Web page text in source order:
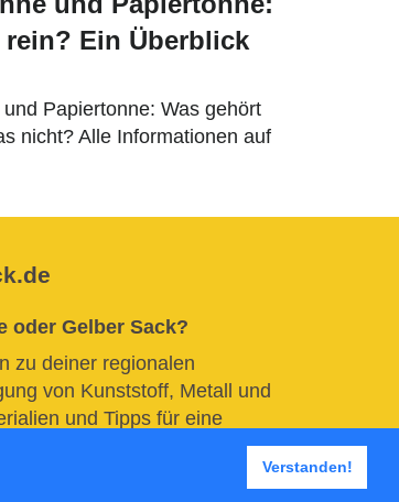
Verstanden!
rein? Ein Überblick
Papiertonne: Was gehört
nicht? Alle Informationen auf
oder Gelber Sack?
zu deiner regionalen
von Kunststoff, Metall und
und Tipps für eine